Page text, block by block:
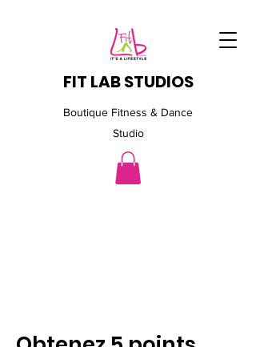
FIT LAB STUDIOS
Boutique Fitness & Dance
Studio